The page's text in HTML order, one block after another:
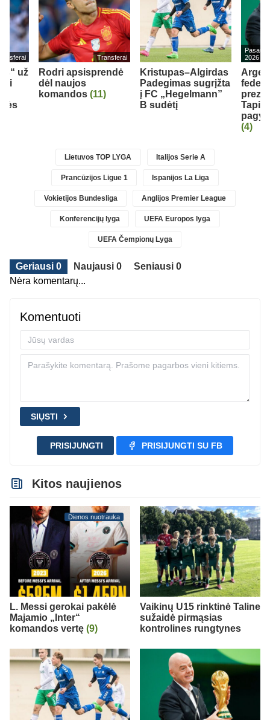
už
Transferai
Rodri apsisprendė
dėl naujos
komandos (11)
Kristupas–Algirdas
Padegimas sugrįžta
į FC „Hegelmann”
B sudėtį
2026
Tapia
(4)
Lietuvos TOP LYGA Italijos Serie A
Prancūzijos Ligue 1 Ispanijos La Liga
Vokietijos Bundesliga Anglijos Premier League
Konferencijų lyga UEFA Europos lyga
UEFA Čempionų Lyga
Geriausi 0 Naujausi 0
Seniausi 0
Nėra komentarų...
Komentuoti
SIŲSTI
PRISIJUNGTI PRISIJUNGTI SU FB
Kitos naujienos
Dienos nuotrauka
L. Messi gerokai pakėlė
Majamio „Inter“
komandos vertę (9)
Vaikinų U15 rinktinė Taline
sužaidė pirmąsias
kontrolines rungtynes